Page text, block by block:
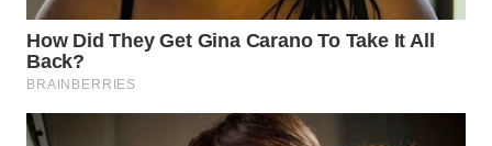
WN
KARO
WN
SIMALUNGUN